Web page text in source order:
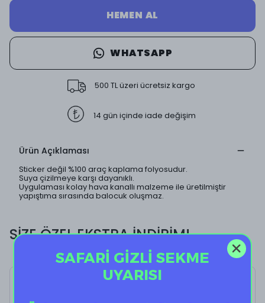
HEMEN AL
WHATSAPP
500 TL üzeri ücretsiz kargo
14 gün içinde iade değişim
Ürün Açıklaması
Sticker değil %100 araç kaplama folyosudur.
Suya çizilmeye karşı dayanıklı.
Uygulaması kolay hava kanallı malzeme ile üretilmiştir
yapıştıma sırasında balocuk oluşmaz.
SİZE ÖZEL EKSTRA İNDİRİM!
SAFARİ GİZLİ SEKME
UYARISI